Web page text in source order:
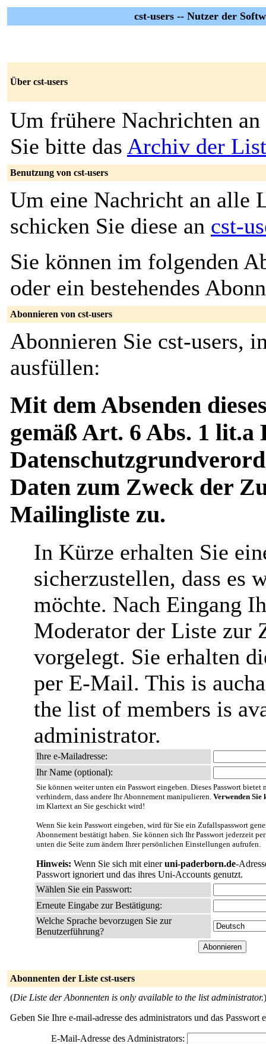
cst-users -- Nutzer der
Über cst-users
Um frühere Nachrichten an
Sie bitte das Archiv der
Benutzung von cst-users
Um eine Nachricht an alle
schicken Sie diese an cst-
Sie können im folgenden
oder ein bestehendes
Abonnieren von cst-users
Abonnieren Sie cst-users,
ausfüllen:
Mit dem Absenden
gemäß Art. 6 Abs. 1 lit.a
Daten zum Zweck der
Mailingliste zu.
In Kürze erhalten Sie
sicherzustellen, dass es
möchte. Nach Eingang
Moderator der Liste zur
vorgelegt. Sie erhalten
per E-Mail. This is
the list of members is
administrator.
Ihre e-Mailadresse:
Ihr Name (optional):
Sie können weiter unten ein Passwort eingeben. Dieses Passwort
verhindern, dass andere Ihr Abonnement manipulieren. Verwenden Sie
im Klartext an Sie geschickt wird!
Wenn Sie kein Passwort eingeben, wird für Sie ein Zufallspasswort
Abonnement bestätigt haben. Sie können sich Ihr Passwort jederzeit
unten die Seite zum ändern Ihrer persönlichen Einstellungen aufrufen.
Hinweis: Wenn Sie sich mit eineruni-paderborn.de-
Passwort ignoriert und das ihres Uni-Accounts genutzt.
Wählen Sie ein Passwort:
Erneute Eingabe zur Bestätigung:
Welche Sprache bevorzugen Sie zur
Benutzerführung?
Abonnenten der Liste cst-users
(Die Liste der Abonnenten is only available to the list administrator.)
Geben Sie Ihre e-mail-adresse des administrators und das
E-Mail-Adresse des Administrators: